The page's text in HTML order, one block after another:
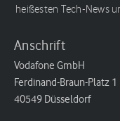
heißesten Tech-News
Anschrift
Vodafone GmbH
Ferdinand-Braun-Platz 1
40549 Düsseldorf